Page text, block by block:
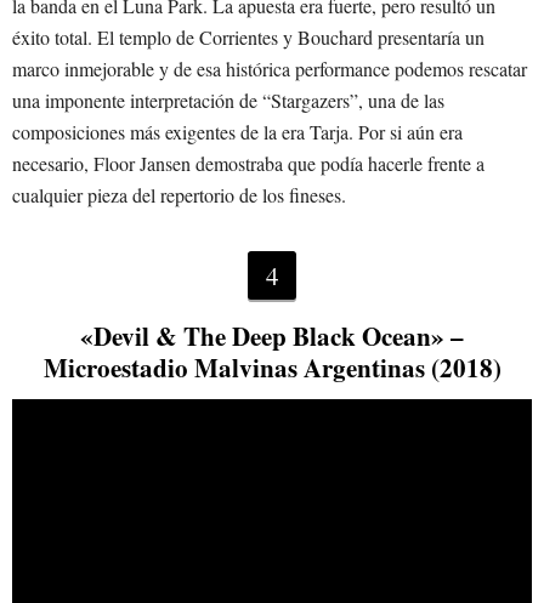
la banda en el Luna Park. La apuesta era fuerte, pero resultó un
éxito total. El templo de Corrientes y Bouchard presentaría un
marco inmejorable y de esa histórica performance podemos rescatar
una imponente interpretación de “Stargazers”, una de las
composiciones más exigentes de la era Tarja. Por si aún era
necesario, Floor Jansen demostraba que podía hacerle frente a
cualquier pieza del repertorio de los fineses.
4
«Devil & The Deep Black Ocean» –
Microestadio Malvinas Argentinas (2018)